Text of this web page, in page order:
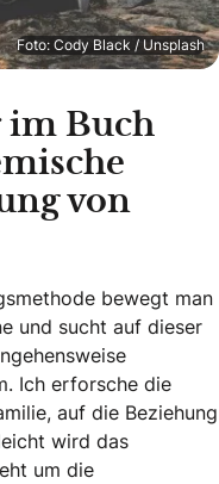
Foto: Cody Black / Unsplash
Buch
von
bewegt man
und sucht auf dieser
Ich erforsche die
auf die Beziehung
wird das
um die